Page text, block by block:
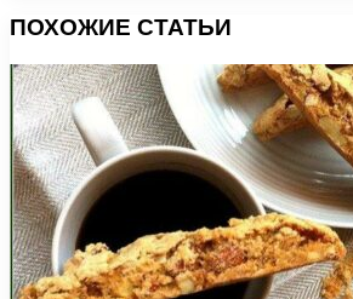
ПОХОЖИЕ СТАТЬИ